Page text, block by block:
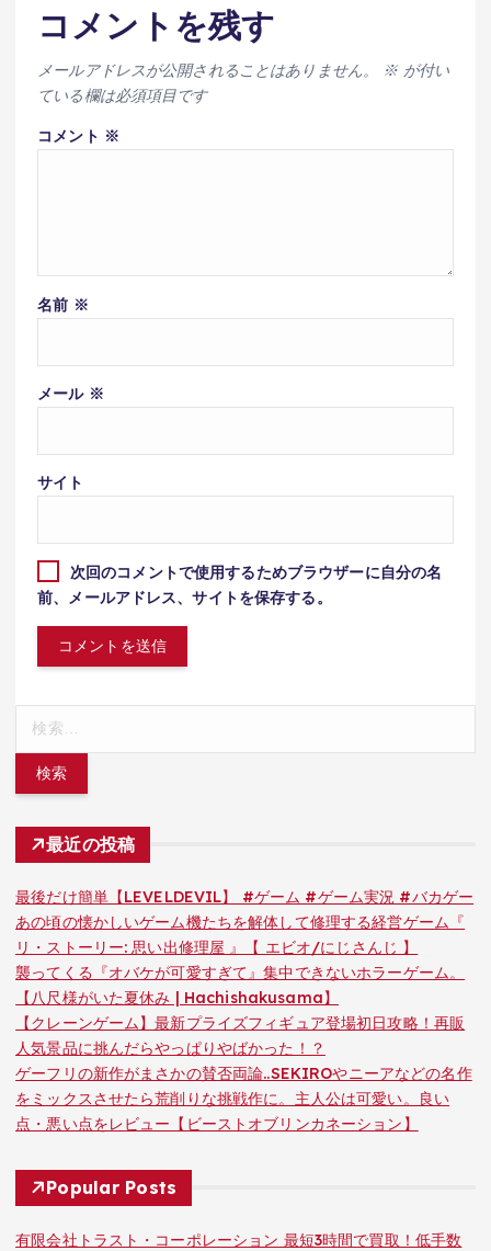
コメントを残す
メールアドレスが公開されることはありません。 ※が付い
ている欄は必須項目です
コメント ※
名前 ※
メール ※
サイト
次回のコメントで使用するためブラウザーに自分の名
前、メールアドレス、サイトを保存する。
最近の投稿
最後だけ簡単【LEVELDEVIL】 #ゲーム #ゲーム実況 #バカゲー
あの頃の懐かしいゲーム機たちを解体して修理する経営ゲーム『
リ・ストーリー: 思い出修理屋 』【 エビオ/にじさんじ 】
襲ってくる『オバケが可愛すぎて』集中できないホラーゲーム。
【八尺様がいた夏休み | Hachishakusama】
【クレーンゲーム】最新プライズフィギュア登場初日攻略！再販
人気景品に挑んだらやっぱりやばかった！？
ゲーフリの新作がまさかの賛否両論..SEKIROやニーアなどの名作
をミックスさせたら荒削りな挑戦作に。主人公は可愛い。良い
点・悪い点をレビュー【ビーストオブリンカネーション】
Popular Posts
有限会社トラスト・コーポレーション 最短3時間で買取！低手数